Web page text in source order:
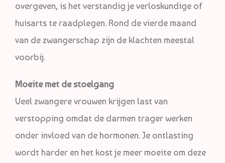
overgeven, is het verstandig je verloskundige of
huisarts te raadplegen. Rond de vierde maand
van de zwangerschap zijn de klachten meestal
voorbij.
Moeite met de stoelgang
Veel zwangere vrouwen krijgen last van
verstopping omdat de darmen trager werken
onder invloed van de hormonen. Je ontlasting
wordt harder en het kost je meer moeite om deze